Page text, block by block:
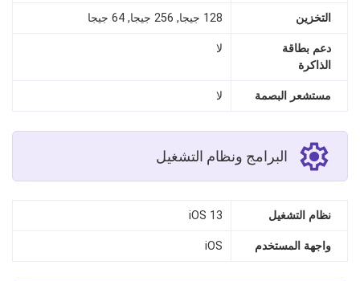
التخزين 128 جيجا, 256 جيجا, 64 جيجا
دعم بطاقة
الذاكرة
لا
مستشعر البصمة لا
البرامج ونظام التشغيل
نظام التشغيل iOS 13
واجهة المستخدم iOS